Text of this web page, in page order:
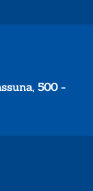
500 -